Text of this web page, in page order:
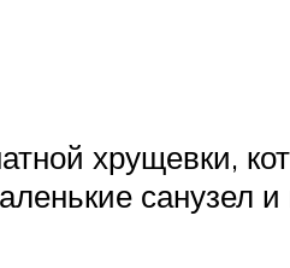
хрущевки,
санузел